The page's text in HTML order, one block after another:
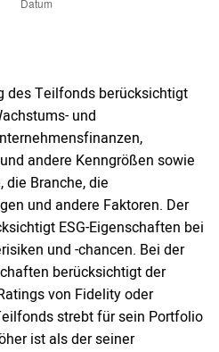
des Teilfonds berücksichtigt
und
andere Kenngrößen sowie
Branche, die
und andere Faktoren. Der
ESG-Eigenschaften bei
und -chancen. Bei der
berücksichtigt der
von Fidelity oder
strebt für sein Portfolio
ist als der seiner